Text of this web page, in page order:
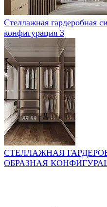
Стеллажная гардеробная
конфигурация 3
СТЕЛЛАЖНАЯ
ОБРАЗНАЯ